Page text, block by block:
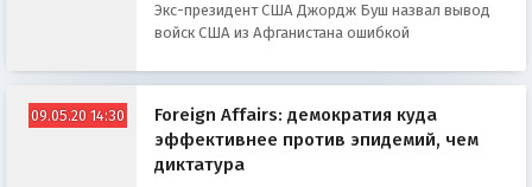
Экс-президент США Джордж Буш назвал вывод
войск США из Афганистана ошибкой
09.05.20 14:30
Foreign Affairs: демократия куда
эффективнее против эпидемий, чем
диктатура